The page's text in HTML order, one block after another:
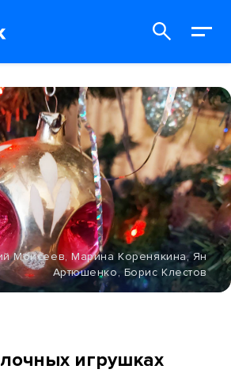
Моисеев, Марина Коренякина, Ян
Артюшенко, Борис Клестов
игрушках